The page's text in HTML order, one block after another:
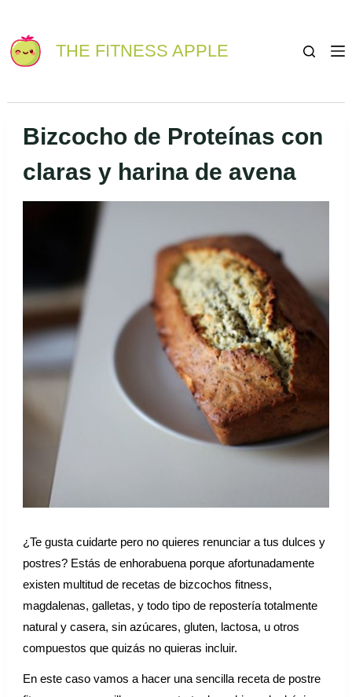
THE FITNESS APPLE
Bizcocho de Proteínas con
claras y harina de avena
¿Te gusta cuidarte pero no quieres renunciar a tus dulces y
postres? Estás de enhorabuena porque afortunadamente
existen multitud de recetas de bizcochos fitness,
magdalenas, galletas, y todo tipo de repostería totalmente
natural y casera, sin azúcares, gluten, lactosa, u otros
compuestos que quizás no quieras incluir.
En este caso vamos a hacer una sencilla receta de postre